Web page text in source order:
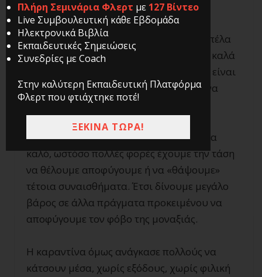
Αν νιώθεις πως ήρθε η ώρα να βρεις κοπέλα
να ξέρεις δεν είσαι ο μόνος. Ένα από τα καλά
της όλης κατάστασης με την καραντίνα, είναι
πως αρκετοί άνθρωποι αναγκάστηκαν να
μείνουν μέσα καινα νιώσουν μόνοι
Αυτό μπορεί να μην ακούγεται ιδιαίτερα
καλό, ωστόσο πολλές φορές έχουμε την τάση
να θέλουμε αποφύγουμε ή να «θάψουμε»
τέτοια συναισθήματα. Έτσι δίνουμε μεγάλο
βάρος σε άλλα πράγματα προκειμένου να
αποφύγουμε τον φόβο της μοναξιάς.
Η καραντίνα όμως ανάγκασε πολλούς να
κάτσουν μέσα, χωρίς εξόδους, χωρίς φιλική
Πλήρη Σεμινάρια Φλερτ με 127 Βίντεο
Live Συμβουλευτική κάθε Εβδομάδα
Ηλεκτρονικά Βιβλία
Εκπαιδευτικές Σημειώσεις
Συνεδρίες με Coach
Στην καλύτερη Εκπαιδευτική Πλατφόρμα
Φλερτ που φτιάχτηκε ποτέ!
ΞΕΚΙΝΑ ΤΩΡΑ!